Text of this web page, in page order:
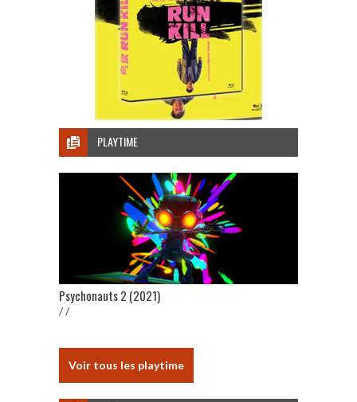
PLAYTIME
Psychonauts 2 (2021)
/ /
Voir tous les playtime